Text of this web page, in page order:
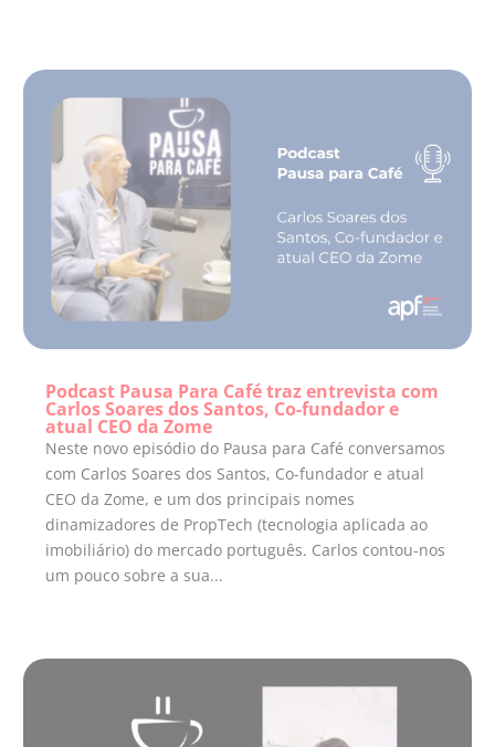
Podcast Pausa Para Café traz entrevista com
Carlos Soares dos Santos, Co-fundador e
atual CEO da Zome
Neste novo episódio do Pausa para Café conversamos
com Carlos Soares dos Santos, Co-fundador e atual
CEO da Zome, e um dos principais nomes
dinamizadores de PropTech (tecnologia aplicada ao
imobiliário) do mercado português. Carlos contou-nos
um pouco sobre a sua...